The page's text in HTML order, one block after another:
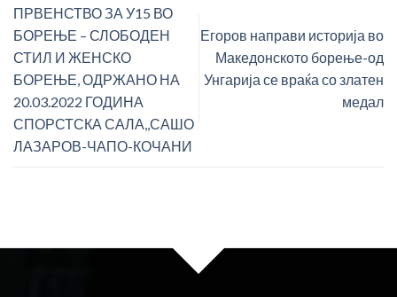
ПРВЕНСТВО ЗА У15 ВО
БОРЕЊЕ – СЛОБОДЕН
СТИЛ И ЖЕНСКО
БОРЕЊЕ, ОДРЖАНО НА
20.03.2022 ГОДИНА
СПОРСТСКА САЛА,,САШО
ЛАЗАРОВ-ЧАПО-КОЧАНИ
Егоров направи историја во
Македонското борење-од
Унгарија се враќа со златен
медал